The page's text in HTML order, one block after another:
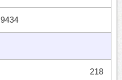
9434
218